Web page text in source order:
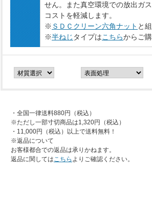
せん。また真空環境での放出ガ
コストを軽減します。
※ ＳＤＣクリーン六角ナット と
※半ねじ タイプはこちらからご
・全国一律送料880円（税込）
※ただし一部寸切商品は1,320円（税込）
・11,000円（税込）以上で送料無料！
※返品について
お客様都合での返品は承りかねます。
返品に関してはこちら よりご確認ください。